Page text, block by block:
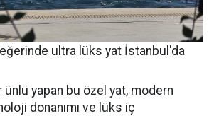
ultra lüks yat İstanbul'da
ünlü yapan bu özel yat, modern
donanımı ve lüks iç